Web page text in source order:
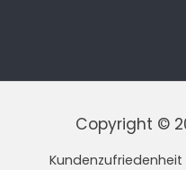
Copyright ©